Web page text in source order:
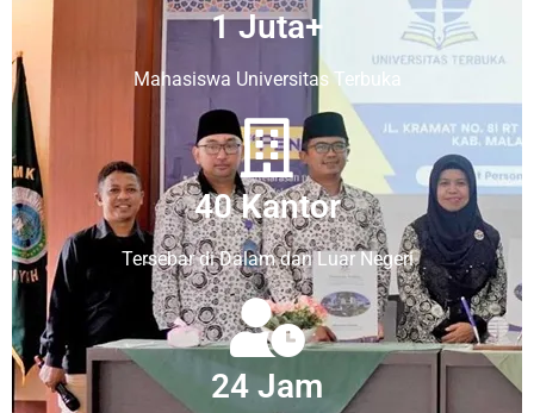
1 Juta+
Mahasiswa Universitas Terbuka
40 Kantor
Tersebar di Dalam dan Luar Negeri
24 Jam